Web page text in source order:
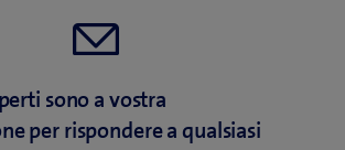
sono a vostra
per rispondere a qualsiasi